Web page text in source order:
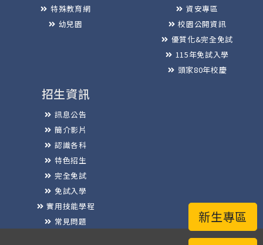
新生專區
特殊教育網
幼兒園
資安專區
校園公開資訊
優質化&完全免試
115年免試入學
頭家80年校慶
招生資訊
訊息公告
簡介影片
認識各科
特色招生
完全免試
免試入學
實用技能學程
常見問題